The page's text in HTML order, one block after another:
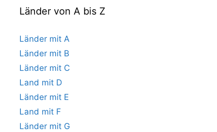
Länder von A bis Z
Länder mit A
Länder mit B
Länder mit C
Land mit D
Länder mit E
Land mit F
Länder mit G